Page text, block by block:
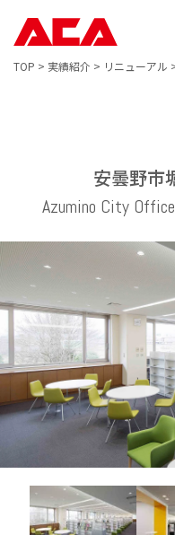
TOP > 実績紹介 > リニューアル
安曇野市
Azumino City